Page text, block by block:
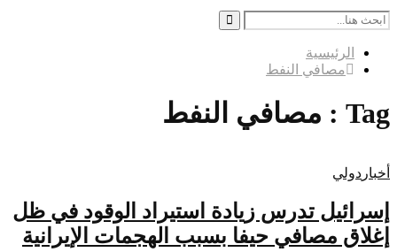
Search
for:
Search
الرئيسية
مصافي النفط
Tag : مصافي النفط
أخبار دولي
إسرائيل تدرس زيادة استيراد الوقود في ظل
إغلاق مصافي حيفا بسبب الهجمات الإيرانية